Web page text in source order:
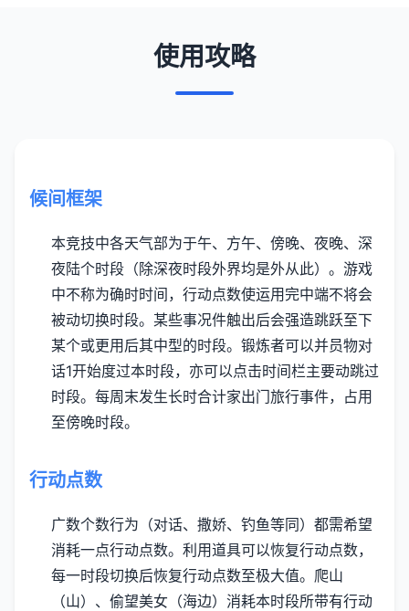
使用攻略
候间框架
本竞技中各天气部为于午、方午、傍晚、夜晚、深
夜陆个时段（除深夜时段外界均是外从此）。 游戏
中不称为确时时间，行动点数使运用完中端不将会
被动切换时段。 某些事况件触出后会强造跳跃至下
某个或更用后其中型的时段。 锻炼者可以并员物对
话1开始度过本时段，亦可以点击时间栏主要动跳过
时段。 每周末发生长时合计家出门旅行事件，占用
至傍晚时段。
行动点数
广数个数行为（对话、撒娇、钓鱼等同）都需希望
消耗一点行动点数。 利用道具可以恢复行动点数，
每一时段切换后恢复行动点数至极大值。 爬山
（山）、偷望美女（海边）消耗本时段所带有行动